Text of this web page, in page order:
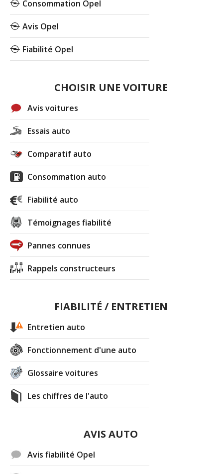
Consommation Opel
Avis Opel
Fiabilité Opel
CHOISIR UNE VOITURE
Avis voitures
Essais auto
Comparatif auto
Consommation auto
Fiabilité auto
Témoignages fiabilité
Pannes connues
Rappels constructeurs
FIABILITÉ / ENTRETIEN
Entretien auto
Fonctionnement d'une auto
Glossaire voitures
Les chiffres de l'auto
AVIS AUTO
Avis fiabilité Opel